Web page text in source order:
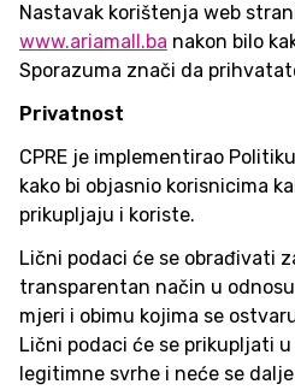
Nastavak korištenja web
www.ariamall.ba nakon bilo
Sporazuma znači da
Privatnost
CPRE je implementirao
kako bi objasnio korisnicima
prikupljaju i koriste.
Lični podaci će se obrađivati
transparentan način u
mjeri i obimu kojima se
Lični podaci će se prikupljati
legitimne svrhe i neće se